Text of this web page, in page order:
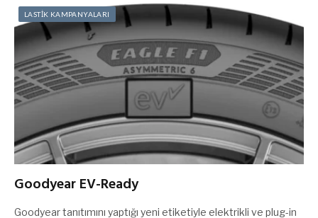
LASTİK KAMPANYALARI
Goodyear EV-Ready
Goodyear tanıtımını yaptığı yeni etiketiyle elektrikli ve plug-in